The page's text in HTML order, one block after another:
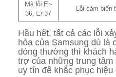
Mã lỗi Er-
36, Er-37
Lỗi cảm biến
Hầu hết, tất cả các lỗi
hòa của Samsung dù là
dòng thường thì khách
trợ của những trung
uy tín để khắc phục